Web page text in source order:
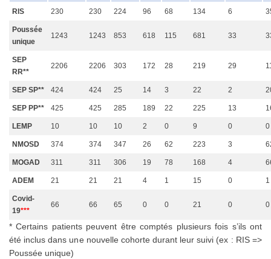
RIS
230 230 224 96 68 134 6
Poussée
unique
1243 1243 853 618 115 681 33
SEP
RR**
2206 2206 303 172 28 219 29
SEP SP** 424 424 25 14 3 22 2
SEP PP** 425 425 285 189 22 225 13
LEMP 10 10 10 2 0 9 0 0
NMOSD 374 374 347 26 62 223 3
MOGAD 311 311 306 19 78 168 4
ADEM 21 21 21 4 1 15 0 1
Covid-
19***
66 66 65 0 0 21 0 0
* Certains patients peuvent être comptés plusieurs fois s’ils ont
été inclus dans une nouvelle cohorte durant leur suivi (ex : RIS =>
Poussée unique)